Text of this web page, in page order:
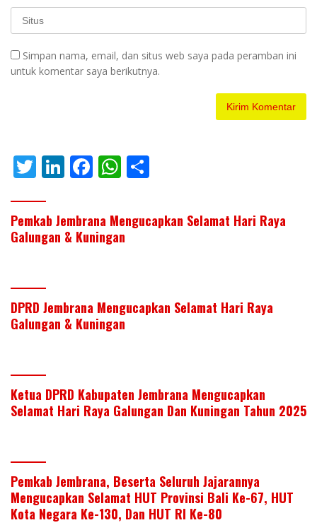
Simpan nama, email, dan situs web saya pada peramban ini
untuk komentar saya berikutnya.
T
itt
er
Li
k
e
F
e
b
k
W
at
s
p
ar
e
Pemkab Jembrana Mengucapkan Selamat Hari Raya
Galungan & Kuningan
DPRD Jembrana Mengucapkan Selamat Hari Raya
Galungan & Kuningan
Ketua DPRD Kabupaten Jembrana Mengucapkan
Selamat Hari Raya Galungan Dan Kuningan Tahun 2025
Pemkab Jembrana, Beserta Seluruh Jajarannya
Mengucapkan Selamat HUT Provinsi Bali Ke-67, HUT
Kota Negara Ke-130, Dan HUT RI Ke-80